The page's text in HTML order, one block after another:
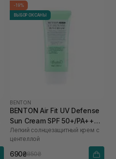
-19%
ВЫБОР ОКСАНЫ
BENTON
BENTON Air Fit UV Defense
Sun Cream SPF 50+/PA++++
50 мл
Легкий солнцезащитный крем с
центеллой
690₴850₴